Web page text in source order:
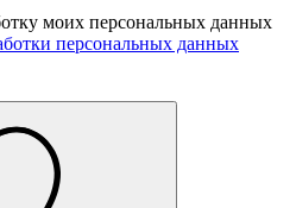
моих персональных данных
персональных данных